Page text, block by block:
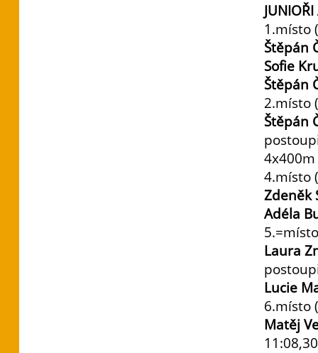
1.místo
Štěpán
Sofie
Štěpán
2.místo
Štěpán
4.místo
Zdeněk
Adéla
Laura
Lucie
6.místo
Matěj